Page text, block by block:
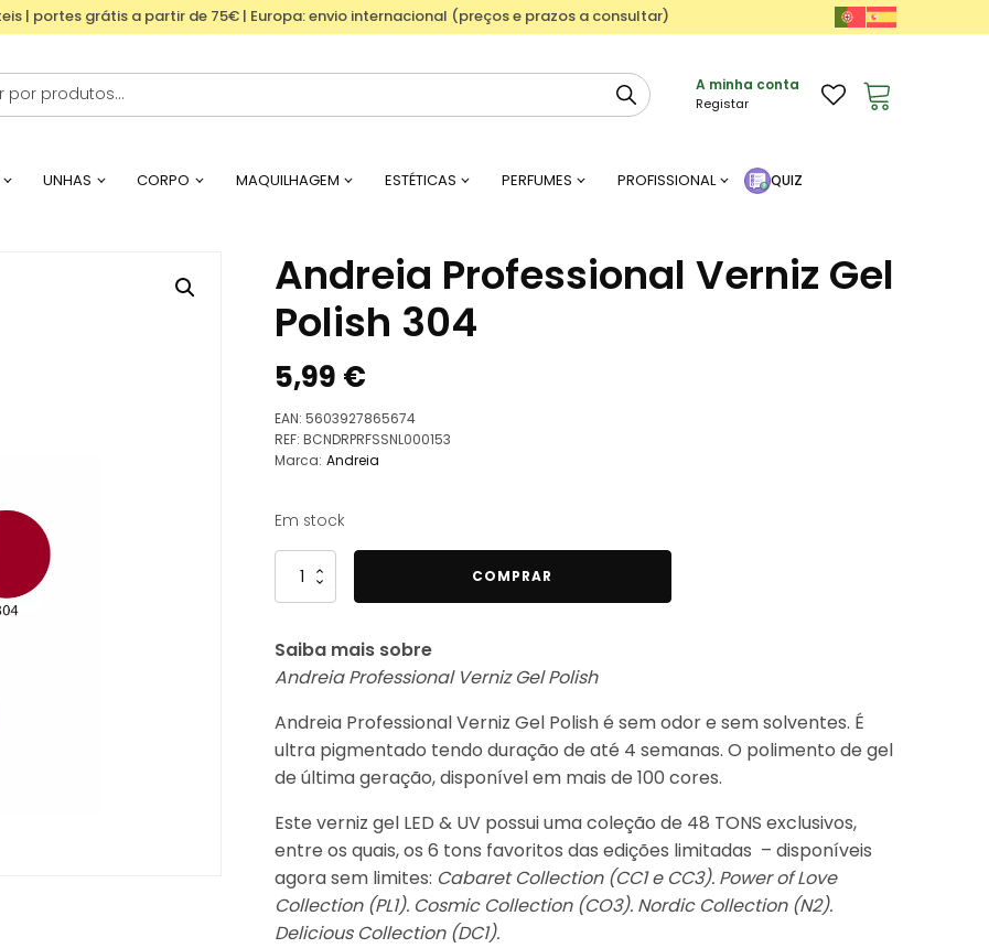
| portes grátis a partir de 75€ | Europa: envio internacional (preços e prazos a consultar)
A minha conta
Registar
UNHAS CORPO MAQUILHAGEM ESTÉTICAS PERFUMES PROFISSIONAL QUIZ
Andreia Professional Verniz Gel
Polish 304
5,99 €
EAN: 5603927865674
REF: BCNDRPRFSSNL000153
Marca: Andreia
Em stock
Quantidade
de
Professional
Verniz
Polish
304
COMPRAR
Saiba mais sobre
Andreia Professional Verniz Gel Polish
Andreia Professional Verniz Gel Polish é sem odor e sem solventes. É
ultra pigmentado tendo duração de até 4 semanas. O polimento de gel
de última geração, disponível em mais de 100 cores.
Este verniz gel LED & UV possui uma coleção de 48 TONS exclusivos,
entre os quais, os 6 tons favoritos das edições limitadas – disponíveis
agora sem limites: Cabaret Collection (CC1 e CC3). Power of Love
Collection (PL1). Cosmic Collection (CO3). Nordic Collection (N2).
Delicious Collection (DC1).